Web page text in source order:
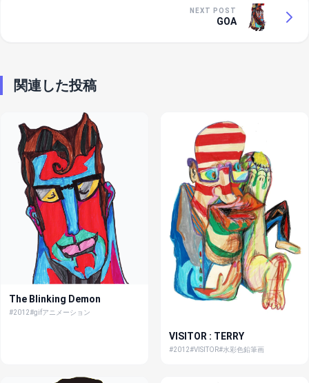
NEXT POST
GOA
関連した投稿
The Blinking Demon
#2012#gifアニメーション
VISITOR : TERRY
#2012#VISITOR#水彩色鉛筆画